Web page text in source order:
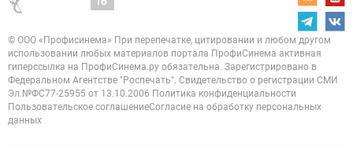
© ООО «Профисинема» При перепечатке, цитировании и любом другом
использовании любых материалов портала ПрофиСинема активная
гиперссылка на ПрофиСинема.ру обязательна. Зарегистрировано в
Федеральном Агентстве "Роспечать". Свидетельство о регистрации СМИ
Эл.№ФС77-25955 от 13.10.2006 Политика конфиденциальности
Пользовательское соглашениеСогласие на обработку персональных
данных